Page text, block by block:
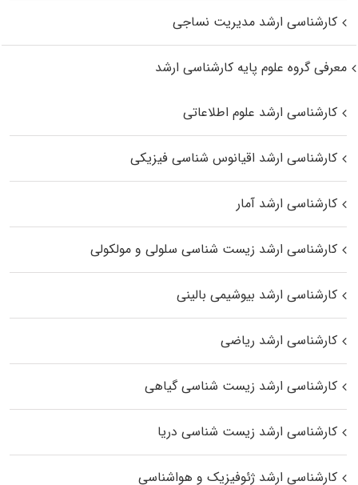
کارشناسی ارشد مدیریت نساجی
معرفی گروه علوم پایه کارشناسی ارشد
کارشناسی ارشد علوم اطلاعاتی
کارشناسی ارشد اقیانوس‌ شناسی فیزیکی
کارشناسی ارشد آمار
کارشناسی ارشد زیست شناسی سلولی و مولکولی
کارشناسی ارشد بیوشیمی بالینی
کارشناسی ارشد ریاضی
کارشناسی ارشد زیست‌ شناسی گیاهی
کارشناسی ارشد زیست‌ شناسی دریا
کارشناسی ارشد ژئوفیزیک و هواشناسی